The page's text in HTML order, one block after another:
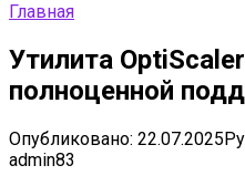
Главная
Утилита
полноценной
Опубликовано: 22.07.2025
admin83